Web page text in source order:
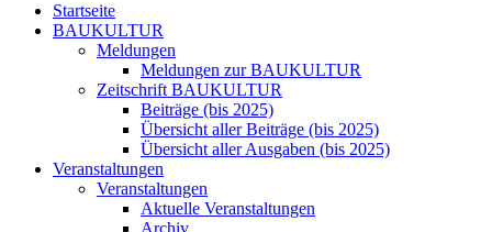
Startseite
BAUKULTUR
Meldungen
Meldungen zur BAUKULTUR
Zeitschrift BAUKULTUR
Beiträge (bis 2025)
Übersicht aller Beiträge (bis 2025)
Übersicht aller Ausgaben (bis 2025)
Veranstaltungen
Veranstaltungen
Aktuelle Veranstaltungen
Archiv